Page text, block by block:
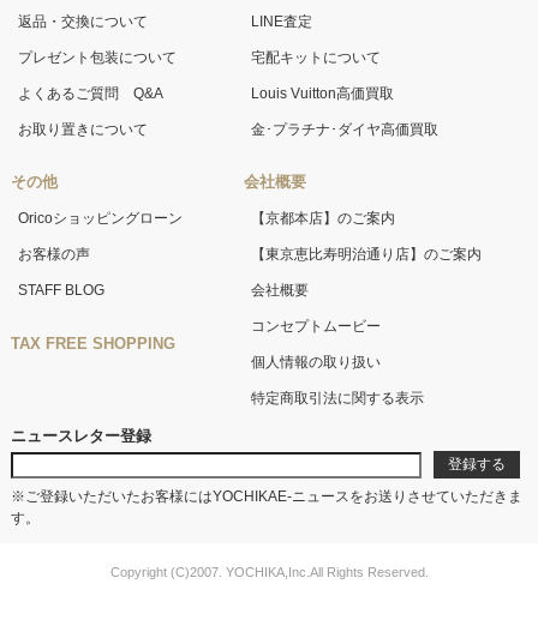
返品・交換について
プレゼント包装について
よくあるご質問 Q&A
お取り置きについて
その他
Oricoショッピングローン
お客様の声
STAFF BLOG
TAX FREE SHOPPING
LINE査定
宅配キットについて
Louis Vuitton高価買取
金･プラチナ･ダイヤ高価買取
会社概要
【京都本店】のご案内
【東京恵比寿明治通り店】のご案内
会社概要
コンセプトムービー
個人情報の取り扱い
特定商取引法に関する表示
ニュースレター登録
※ご登録いただいたお客様にはYOCHIKAE-ニュースをお送りさせていただきま
す。
Copyright (C)2007. YOCHIKA,Inc.All Rights Reserved.